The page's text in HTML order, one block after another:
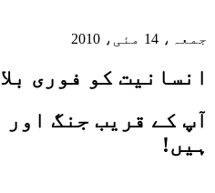
جمعہ، 14 مئی، 2010
انسانیت کو فوری
آپ کے قریب جنگ
ہیں!